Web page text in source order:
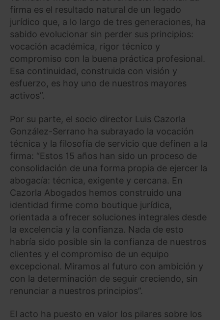
firma es el resultado natural de un legado
jurídico que, a lo largo de tres generaciones, ha
sabido evolucionar sin perder sus principios:
vocación académica, rigor técnico y
compromiso con la buena práctica profesional.
Esa continuidad, construida con visión y
esfuerzo, es hoy uno de nuestros mayores
activos”.
Por su parte, el socio director Luis Cazorla
González-Serrano ha subrayado la vocación
técnica y la filosofía de servicio que definen a la
firma: “Estos 15 años han sido un proceso de
consolidación de una forma propia de ejercer la
abogacía: técnica, exigente y cercana. En
Cazorla Abogados hemos construido una
identidad firme como boutique jurídica,
orientada a ofrecer soluciones integrales desde
la excelencia y la confianza. Nada de esto
habría sido posible sin la confianza de nuestros
clientes y el compromiso de un equipo
excepcional. Miramos al futuro con ambición y
con la determinación de seguir creciendo, sin
renunciar a nuestros principios”.
El acto ha puesto en valor los pilares sobre los